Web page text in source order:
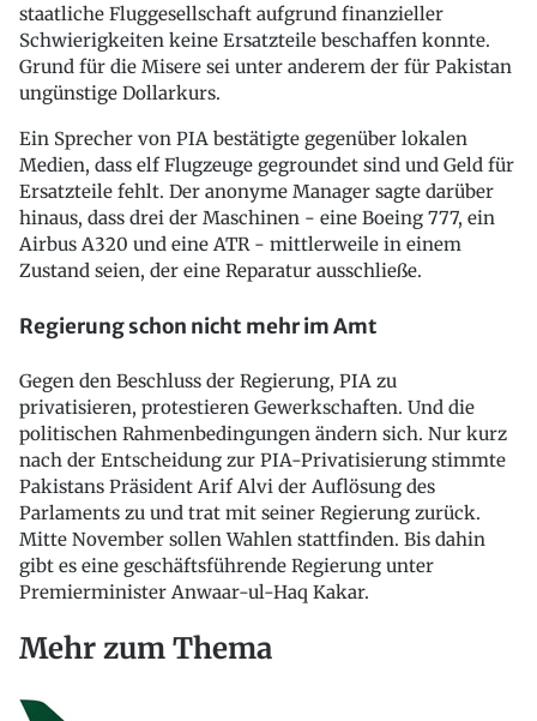
staatliche Fluggesellschaft aufgrund finanzieller
Schwierigkeiten keine Ersatzteile beschaffen konnte.
Grund für die Misere sei unter anderem der für Pakistan
ungünstige Dollarkurs.
Ein Sprecher von PIA bestätigte gegenüber lokalen
Medien, dass elf Flugzeuge gegroundet sind und Geld für
Ersatzteile fehlt. Der anonyme Manager sagte darüber
hinaus, dass drei der Maschinen - eine Boeing 777, ein
Airbus A320 und eine ATR - mittlerweile in einem
Zustand seien, der eine Reparatur ausschließe.
Regierung schon nicht mehr im Amt
Gegen den Beschluss der Regierung, PIA zu
privatisieren, protestieren Gewerkschaften. Und die
politischen Rahmenbedingungen ändern sich. Nur kurz
nach der Entscheidung zur PIA-Privatisierung stimmte
Pakistans Präsident Arif Alvi der Auflösung des
Parlaments zu und trat mit seiner Regierung zurück.
Mitte November sollen Wahlen stattfinden. Bis dahin
gibt es eine geschäftsführende Regierung unter
Premierminister Anwaar-ul-Haq Kakar.
Mehr zum Thema